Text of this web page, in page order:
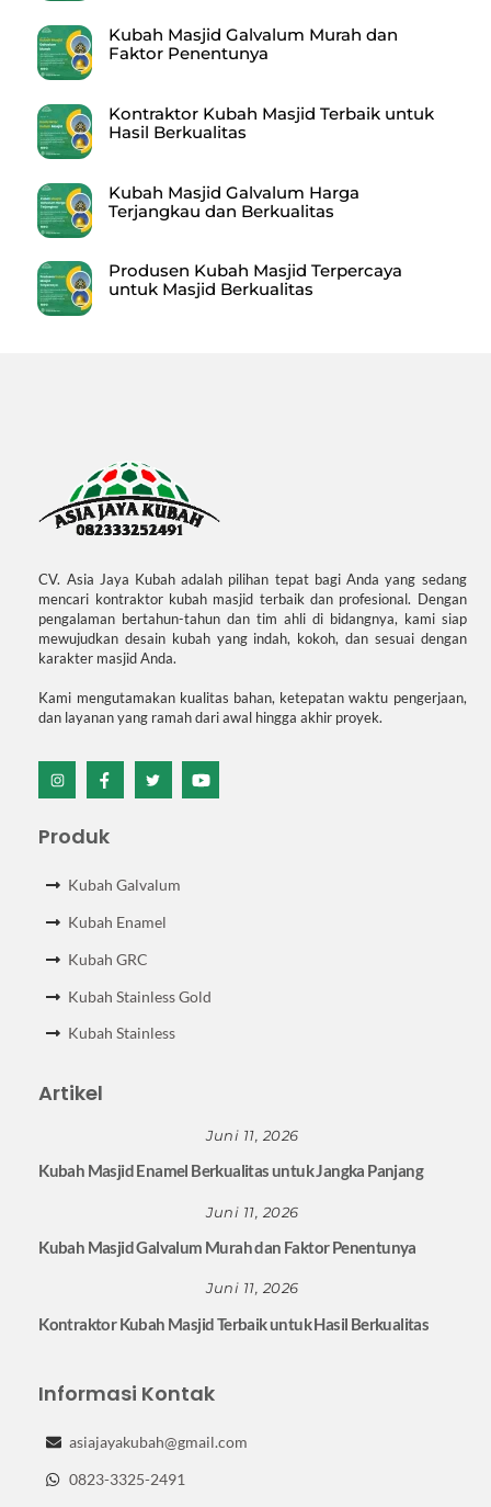
Kubah Masjid Galvalum Murah dan
Faktor Penentunya
Kontraktor Kubah Masjid Terbaik untuk
Hasil Berkualitas
Kubah Masjid Galvalum Harga
Terjangkau dan Berkualitas
Produsen Kubah Masjid Terpercaya
untuk Masjid Berkualitas
CV. Asia Jaya Kubah adalah pilihan tepat bagi Anda yang sedang
mencari kontraktor kubah masjid terbaik dan profesional. Dengan
pengalaman bertahun-tahun dan tim ahli di bidangnya, kami siap
mewujudkan desain kubah yang indah, kokoh, dan sesuai dengan
karakter masjid Anda.
Kami mengutamakan kualitas bahan, ketepatan waktu pengerjaan,
dan layanan yang ramah dari awal hingga akhir proyek.
Icon
Icon
Icon
Icon
Produk
Kubah Galvalum
Kubah Enamel
Kubah GRC
Kubah Stainless Gold
Kubah Stainless
Artikel
Juni 11, 2026
Kubah Masjid Enamel Berkualitas untuk Jangka Panjang
Juni 11, 2026
Kubah Masjid Galvalum Murah dan Faktor Penentunya
Juni 11, 2026
Kontraktor Kubah Masjid Terbaik untuk Hasil Berkualitas
Informasi Kontak
asiajayakubah@gmail.com
0823-3325-2491